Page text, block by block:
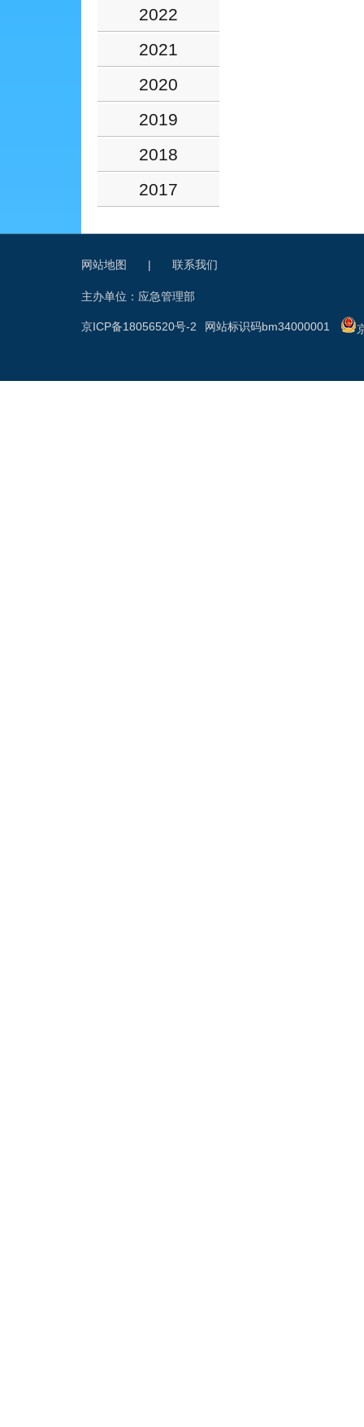
2022
2021
2020
2019
2018
2017
网站地图 | 联系我们
主办单位：应急管理部
网站标识码bm34000001
京ICP备18056520号-2